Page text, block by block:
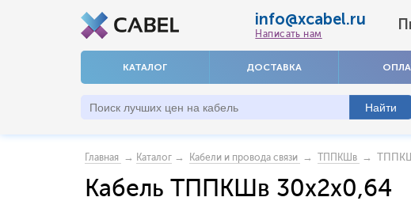
info@xcabel.ru
Написать нам
КАТАЛОГ ДОСТАВКА
Главная → Каталог → Кабели и провода связи → ТППКШв →
Кабель ТППКШв 30х2х0,64